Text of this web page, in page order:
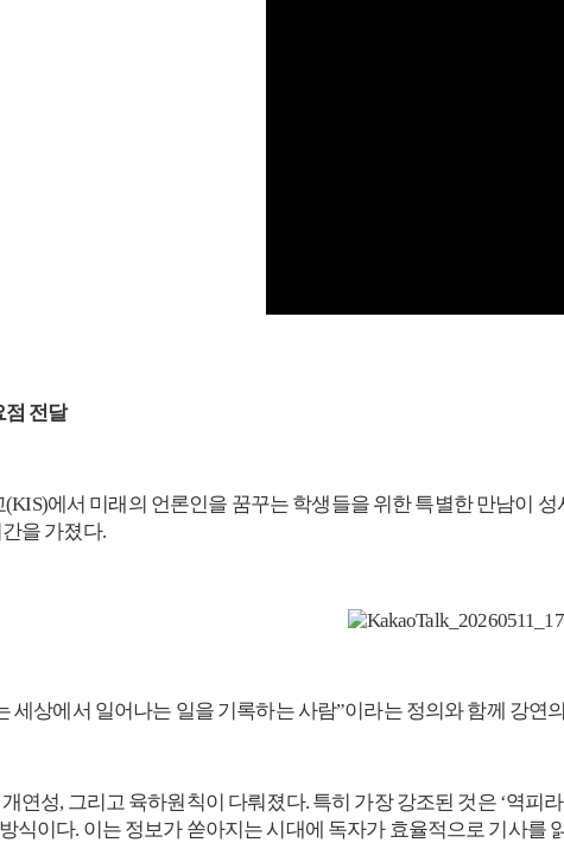
점 전달
에서 미래의 언론인을 꿈꾸는 학생들을 위한 특별한 만남이
을 가졌다.
세상에서 일어나는 일을 기록하는 사람”이라는 정의와 함께 강
연성, 그리고 육하원칙이 다뤄졌다. 특히 가장 강조된 것은 ‘역
식이다. 이는 정보가 쏟아지는 시대에 독자가 효율적으로 기사를